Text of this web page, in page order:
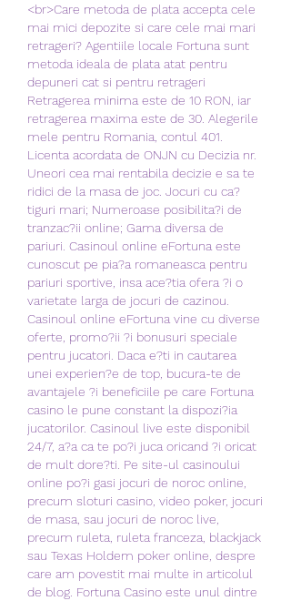
<br>Care metoda de plata accepta cele
mai mici depozite si care cele mai mari
retrageri? Agentiile locale Fortuna sunt
metoda ideala de plata atat pentru
depuneri cat si pentru retrageri
Retragerea minima este de 10 RON, iar
retragerea maxima este de 30. Alegerile
mele pentru Romania, contul 401.
Licenta acordata de ONJN cu Decizia nr.
Uneori cea mai rentabila decizie e sa te
ridici de la masa de joc. Jocuri cu ca?
tiguri mari; Numeroase posibilita?i de
tranzac?ii online; Gama diversa de
pariuri. Casinoul online eFortuna este
cunoscut pe pia?a romaneasca pentru
pariuri sportive, insa ace?tia ofera ?i o
varietate larga de jocuri de cazinou.
Casinoul online eFortuna vine cu diverse
oferte, promo?ii ?i bonusuri speciale
pentru jucatori. Daca e?ti in cautarea
unei experien?e de top, bucura-te de
avantajele ?i beneficiile pe care Fortuna
casino le pune constant la dispozi?ia
jucatorilor. Casinoul live este disponibil
24/7, a?a ca te po?i juca oricand ?i oricat
de mult dore?ti. Pe site-ul casinoului
online po?i gasi jocuri de noroc online,
precum sloturi casino, video poker, jocuri
de masa, sau jocuri de noroc live,
precum ruleta, ruleta franceza, blackjack
sau Texas Holdem poker online, despre
care am povestit mai multe in articolul
de blog. Fortuna Casino este unul dintre